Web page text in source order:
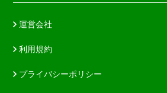
運営会社
利用規約
プライバシーポリシー